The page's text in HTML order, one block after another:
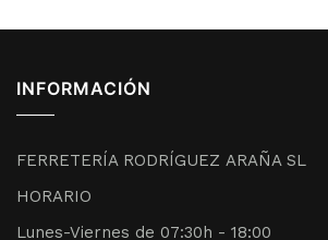
INFORMACIÓN
FERRETERÍA RODRÍGUEZ ARAÑA SL
HORARIO
Lunes-Viernes de 07:30h - 18:00